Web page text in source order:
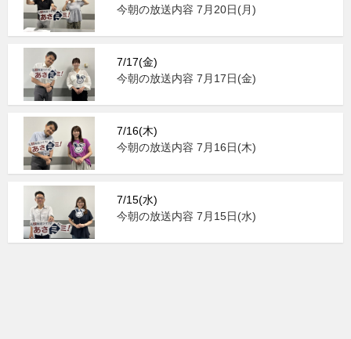
今朝の放送内容 7月20日(月)
7/17(金)
今朝の放送内容 7月17日(金)
7/16(木)
今朝の放送内容 7月16日(木)
7/15(水)
今朝の放送内容 7月15日(水)